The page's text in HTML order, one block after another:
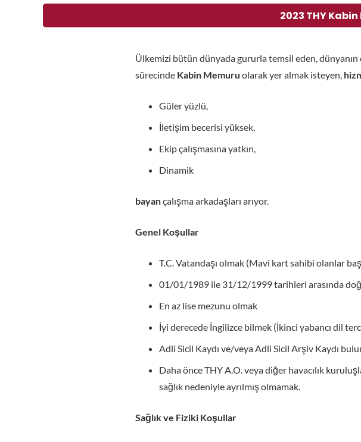
2023 THY
Ülkemizi bütün dünyada gururla temsil eden,
sürecinde Kabin Memuru olarak yer almak isteyen,
Güler yüzlü,
İletişim becerisi yüksek,
Ekip çalışmasına yatkın,
Dinamik
bayançalışma arkadaşları arıyor.
Genel Koşullar
T.C. Vatandaşı olmak (Mavi kart sahibi olanlar
01/01/1989 ile 31/12/1999tarihleri arasında
En az lise mezunu olmak
İyi derecede İngilizce bilmek (İkinci yabancı dil
Adli Sicil Kaydı ve/veya Adli Sicil Arşiv Kaydı
Daha önce THY A.O. veya diğer havacılık
sağlık nedeniyle ayrılmış olmamak.
Sağlık ve Fiziki Koşullar